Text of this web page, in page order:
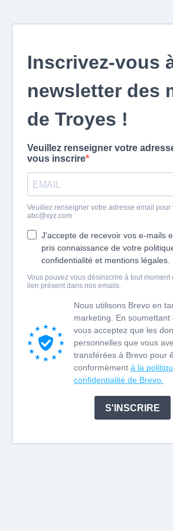
Inscrivez-vous
newsletter des
de Troyes !
Veuillez renseigner votre
vous inscrire
Veuillez renseigner votre adresse email pour
abc@xyz.com
J'accepte de recevoir vos e-mails
pris connaissance de votre
confidentialité et mentions légales.
Vous pouvez vous désinscrire à tout moment
lien présent dans nos emails.
Nous utilisons Brevo en
marketing. En soumettant
vous acceptez que les
personnelles que vous
transférées à Brevo pour
conformément à la
confidentialité de Brevo.
S'INSCRIRE